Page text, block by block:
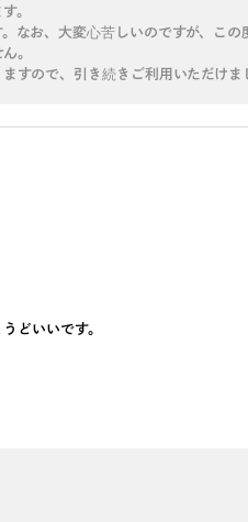
。
なお、大変心苦しいのですが、こ
。
すので、引き続きご利用いただけま
どいいです。